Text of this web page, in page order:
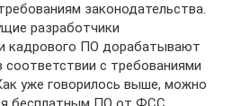
законодательства.
разработчики
и кадрового ПО дорабатывают
соответствии с требованиями
уже говорилось выше, можно